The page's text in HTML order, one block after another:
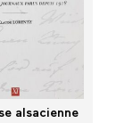
alsacienne